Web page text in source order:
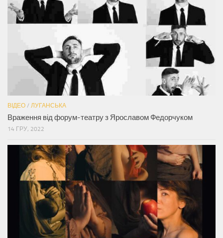
ВІДЕО / ЛУГАНСЬКА
Враження від форум-театру з Ярославом Федорчуком
14 ГРУ, 2022